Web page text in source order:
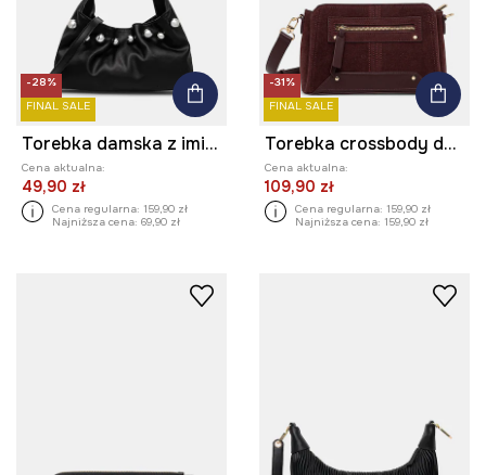
-28%
FINAL SALE
Torebka damska z imitacji skóry z aplikacją
Cena aktualna:
49,90 zł
Cena regularna: 159,90 zł
Najniższa cena: 69,90 zł
-31%
FINAL SALE
Torebka crossbody damska z łączonych materiałów
Cena aktualna:
109,90 zł
Cena regularna: 159,90 zł
Najniższa cena: 159,90 zł